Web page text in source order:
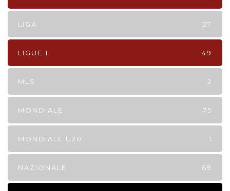
LIGA 27
LIGUE 1 49
MLS 2
MONDIALE 75
MONDIALE U20 1
NAZIONALE 69